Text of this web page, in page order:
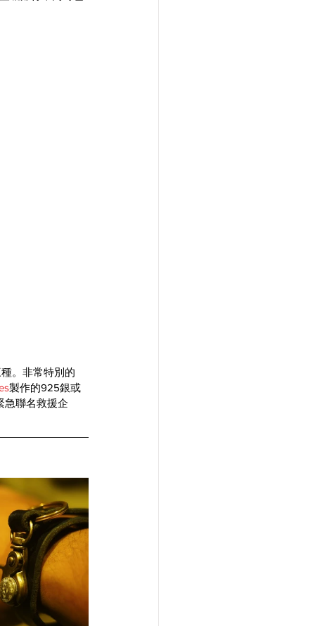
。非常特別的
製作的925銀或
急聯名救援企